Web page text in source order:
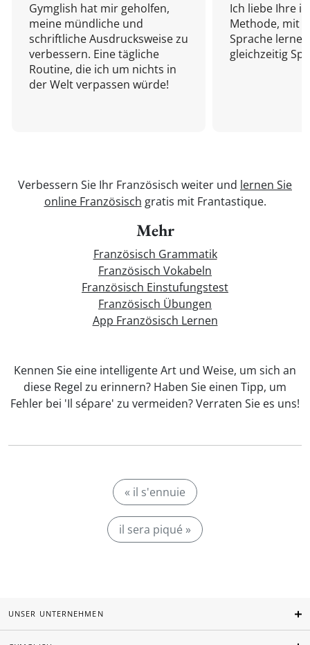
Gymglish hat mir geholfen,
meine mündliche und
schriftliche Ausdrucksweise zu
verbessern. Eine tägliche
Routine, die ich um nichts in
der Welt verpassen würde!
Ich liebe Ihre
Methode, mit
Sprache
gleichzeitig
Verbessern Sie Ihr Französisch weiter und lernen Sie
online Französisch gratis mit Frantastique.
Mehr
Französisch Grammatik
Französisch Vokabeln
Französisch Einstufungstest
Französisch Übungen
App Französisch Lernen
Kennen Sie eine intelligente Art und Weise, um sich an
diese Regel zu erinnern? Haben Sie einen Tipp, um
Fehler bei 'Il sépare' zu vermeiden? Verraten Sie es uns!
« il s'ennuie
il sera piqué »
UNSER UNTERNEHMEN